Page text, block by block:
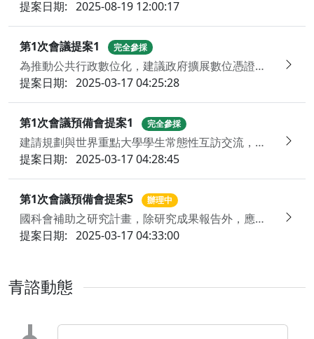
提案日期: 2025-08-19 12:00:17
第1次會議提案1 完全參採
為推動公共行政數位化，建議政府擴展數位憑證皮夾功能，並開放駕照、畢業證書等數位驗證API串接，讓企業與學術機構能夠合法存取授權資訊
提案日期: 2025-03-17 04:25:28
第1次會議預備會提案1 完全參採
建請規劃與世界重點大學學生常態性互訪交流，提升臺灣於各國青年間之能見度與認同
提案日期: 2025-03-17 04:28:45
第1次會議預備會提案5 辦理中
國科會補助之研究計畫，除研究成果報告外，應有對外之科普內容發表
提案日期: 2025-03-17 04:33:00
青諮動態